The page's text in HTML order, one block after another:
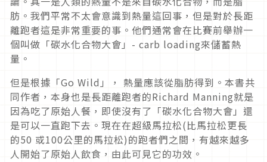
肪。我們平常不太會意識到熱量這回事，但是對於長距
離跑者這是非常重要的事。他們通常會在比賽前舉辦一
個叫做「碳水化合物大會」- carb loading來儲蓄熱
量。
但是根據「Go Wild」， 熱量應該從脂肪得到。本書共
同作者，本身也是長距離跑者的Richard Manning就是
因為吃了原始人餐，即使沒有了「碳水化合物大會」還
是可以一直跑下去。現在在超級馬拉松(比馬拉松更長
的50 或100公里的馬拉松)的跑者們之間，有越來越多
人開始了原始人飲食，由此可見它的功效。